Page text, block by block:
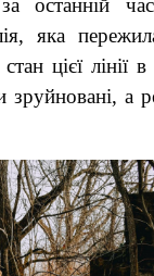
яка
цієї лінії
зруйновані, а